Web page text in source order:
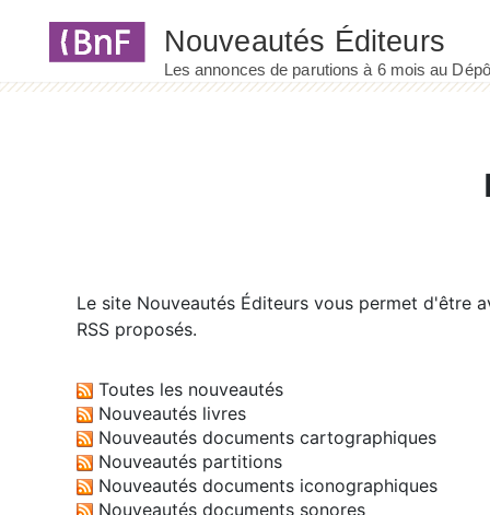
Le site Nouveautés Éditeurs vous permet d'être
RSS proposés.
Toutes les nouveautés
Nouveautés livres
Nouveautés documents cartographiques
Nouveautés partitions
Nouveautés documents iconographiques
Nouveautés documents sonores